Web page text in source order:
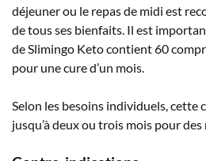
déjeuner ou le repas de midi est
de tous ses bienfaits. Il est
de Slimingo Keto contient 60
pour une cure d’un mois.
Selon les besoins individuels, cette
jusqu’à deux ou trois mois pour